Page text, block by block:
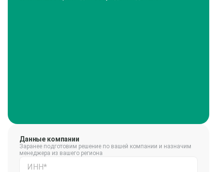
Данные компании
Заранее подготовим решение по вашей компании и назначим
менеджера из вашего региона
ИНН*